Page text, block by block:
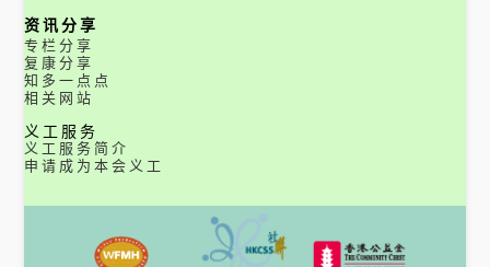
资讯分享
专栏分享
复康分享
知多一点点
相关网站
义工服务
义工服务简介
申请成为本会义工